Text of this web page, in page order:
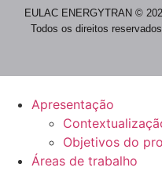
EULAC ENERGYTRAN ©
Todos os direitos reservados
Apresentação
Objetivos do
Áreas de trabalho